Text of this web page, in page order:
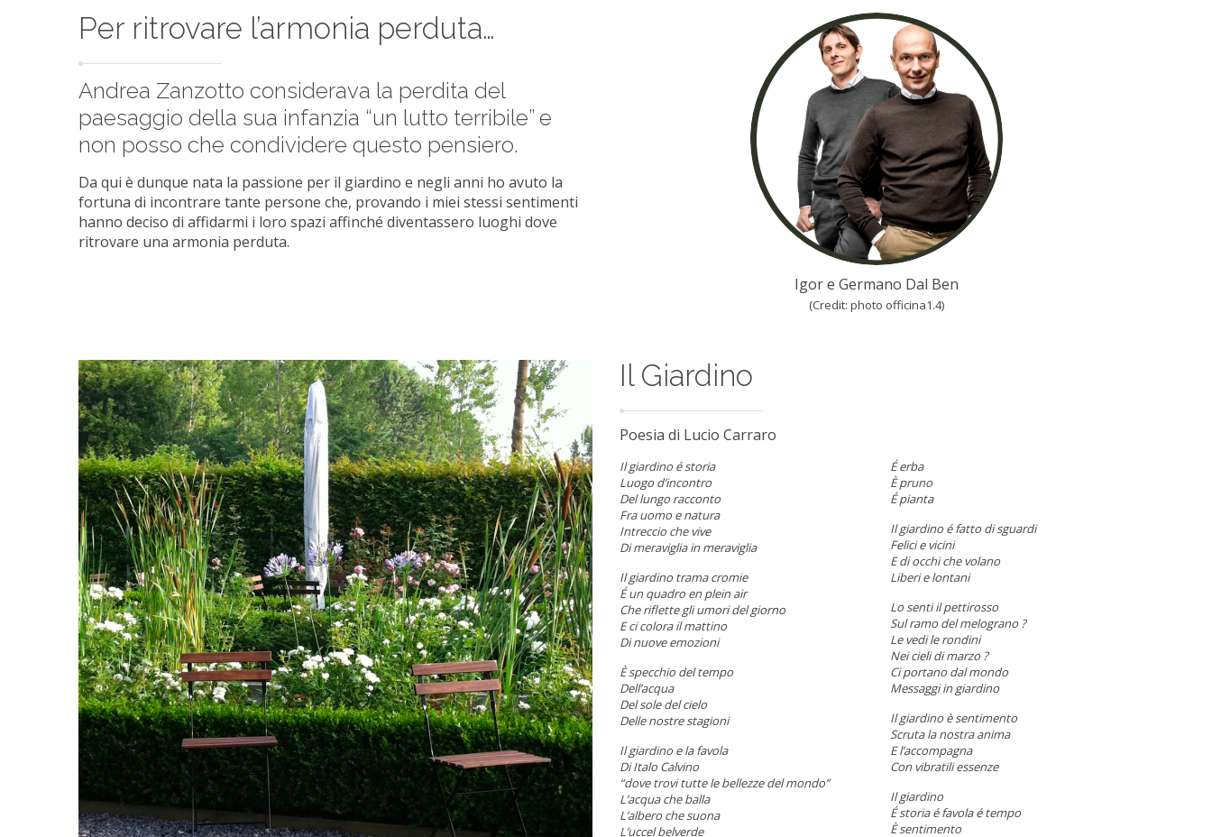
Per ritrovare l’armonia perduta…
Andrea Zanzotto considerava la perdita del
paesaggio della sua infanzia “un lutto terribile” e
non posso che condividere questo pensiero.
Da qui è dunque nata la passione per il giardino e negli anni ho avuto la
fortuna di incontrare tante persone che, provando i miei stessi sentimenti
hanno deciso di affidarmi i loro spazi affinché diventassero luoghi dove
ritrovare una armonia perduta.
Igor e Germano Dal Ben
(Credit: photo officina1.4)
Il Giardino
Poesia di Lucio Carraro
Il giardino é storia
Luogo d’incontro
Del lungo racconto
Fra uomo e natura
Intreccio che vive
Di meraviglia in meraviglia
Il giardino trama cromie
É un quadro en plein air
Che riflette gli umori del giorno
E ci colora il mattino
Di nuove emozioni
È specchio del tempo
Dell’acqua
Del sole del cielo
Delle nostre stagioni
Il giardino e la favola
Di Italo Calvino
“dove trovi tutte le bellezze del mondo”
L’acqua che balla
L’albero che suona
L’uccel belverde
É erba
È pruno
É pianta
Il giardino é fatto di sguardi
Felici e vicini
E di occhi che volano
Liberi e lontani
Lo senti il pettirosso
Sul ramo del melograno ?
Le vedi le rondini
Nei cieli di marzo ?
Ci portano dal mondo
Messaggi in giardino
Il giardino è sentimento
Scruta la nostra anima
E l’accompagna
Con vibratili essenze
Il giardino
É storia é favola é tempo
È sentimento